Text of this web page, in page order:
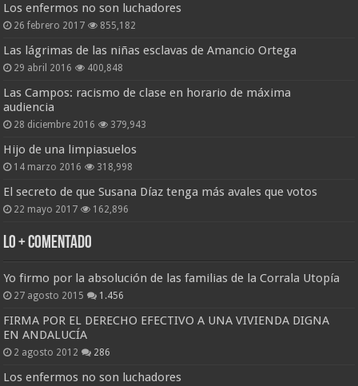
Los enfermos no son luchadores
26 febrero 2017 855,182
Las lágrimas de las niñas esclavas de Amancio Ortega
29 abril 2016 400,848
Las Campos: racismo de clase en horario de máxima
audiencia
28 diciembre 2016 379,943
Hijo de una limpiasuelos
14 marzo 2016 318,998
El secreto de que Susana Díaz tenga más avales que votos
22 mayo 2017 162,896
Lo + Comentado
Yo firmo por la absolución de las familias de la Corrala Utopía
27 agosto 2015 1.456
FIRMA POR EL DERECHO EFECTIVO A UNA VIVIENDA DIGNA
EN ANDALUCÍA
2 agosto 2012 286
Los enfermos no son luchadores